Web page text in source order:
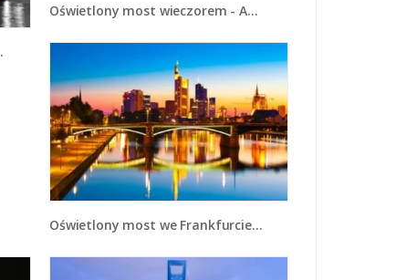
Oświetlony most wieczorem - AM003
Oświetlony most we Frankfurcie - AM416